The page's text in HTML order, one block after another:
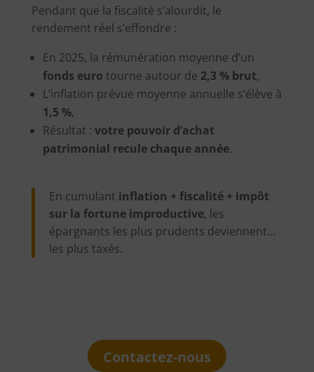
Pendant que la fiscalité s’alourdit, le
rendement réel s’effondre :
En 2025, la rémunération moyenne d’un
fonds euro tourne autour de 2,3 % brut,
L’inflation prévue moyenne annuelle s’élève à
1,5 %,
Résultat : votre pouvoir d’achat
patrimonial recule chaque année.
En cumulant inflation + fiscalité + impôt
sur la fortune improductive, les
épargnants les plus prudents deviennent…
les plus taxés.
Contactez-nous